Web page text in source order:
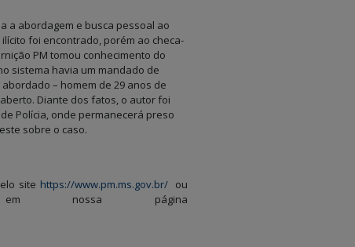
a abordagem e busca pessoal ao
foi encontrado, porém ao checa-
PM tomou conhecimento do
sistema havia um mandado de
– homem de 29 anos de
Diante dos fatos, o autor foi
Polícia, onde permanecerá preso
sobre o caso.
site https://www.pm.ms.gov.br/ou
nossa página